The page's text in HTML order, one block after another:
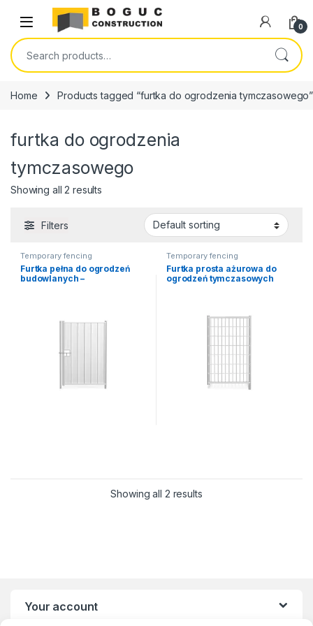
Skip to navigation
Skip to content
Open 0
Search for:
Home Products tagged “furtka do ogrodzenia tymczasowego”
furtka do ogrodzenia
tymczasowego
Showing all 2 results
Filters
Temporary fencing
Furtka pełna do ogrodzeń
budowlanych –
Temporary fencing
Furtka prosta ażurowa do
ogrodzeń tymczasowych
Showing all 2 results
Your account